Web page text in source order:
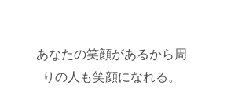
あなたの笑顔があるから周
りの人も笑顔になれる。